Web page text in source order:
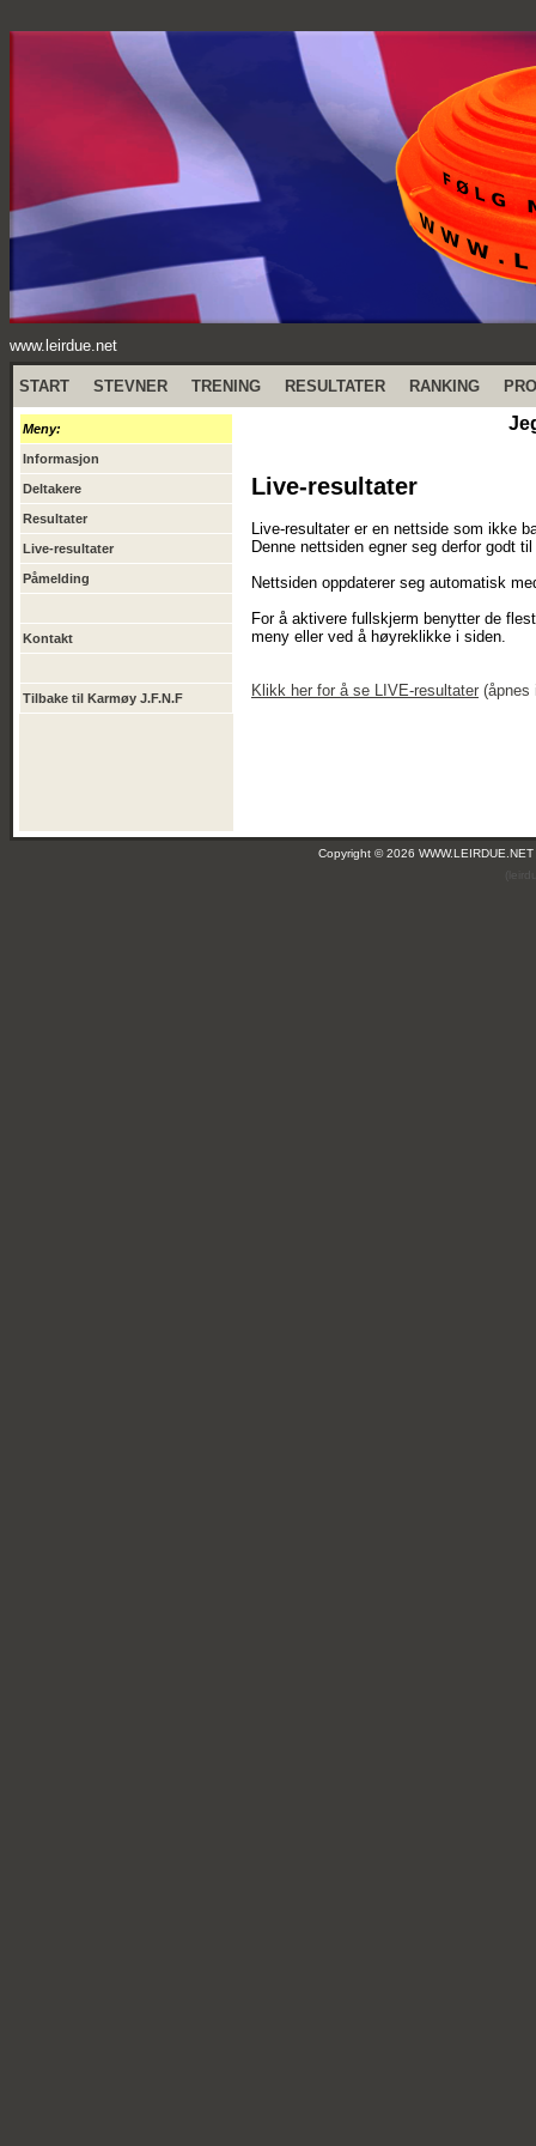
www.leirdue.net
START STEVNER TRENING RESULTATER RANKING
Meny:
Informasjon
Deltakere
Resultater
Live-resultater
Påmelding
Kontakt
Tilbake til Karmøy J.F.N.F
Live-resultater
Live-resultater er en nettside som ikke
Denne nettsiden egner seg derfor godt
Nettsiden oppdaterer seg automatisk
For å aktivere fullskjerm benytter de
meny eller ved å høyreklikke i siden.
Klikk her for å se LIVE-resultater (åpnes
Copyright © 2026